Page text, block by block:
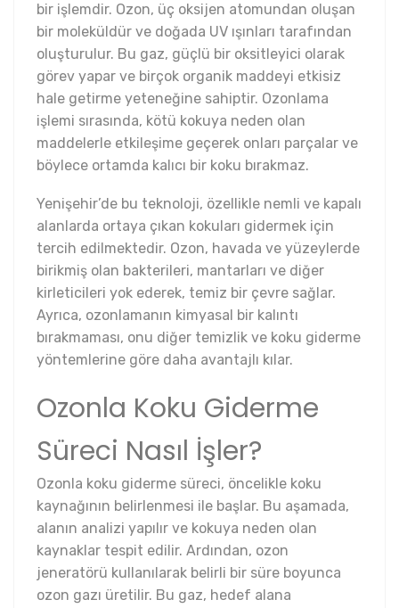
bir işlemdir. Ozon, üç oksijen atomundan oluşan
bir moleküldür ve doğada UV ışınları tarafından
oluşturulur. Bu gaz, güçlü bir oksitleyici olarak
görev yapar ve birçok organik maddeyi etkisiz
hale getirme yeteneğine sahiptir. Ozonlama
işlemi sırasında, kötü kokuya neden olan
maddelerle etkileşime geçerek onları parçalar ve
böylece ortamda kalıcı bir koku bırakmaz.
Yenişehir’de bu teknoloji, özellikle nemli ve kapalı
alanlarda ortaya çıkan kokuları gidermek için
tercih edilmektedir. Ozon, havada ve yüzeylerde
birikmiş olan bakterileri, mantarları ve diğer
kirleticileri yok ederek, temiz bir çevre sağlar.
Ayrıca, ozonlamanın kimyasal bir kalıntı
bırakmaması, onu diğer temizlik ve koku giderme
yöntemlerine göre daha avantajlı kılar.
Ozonla Koku Giderme
Süreci Nasıl İşler?
Ozonla koku giderme süreci, öncelikle koku
kaynağının belirlenmesi ile başlar. Bu aşamada,
alanın analizi yapılır ve kokuya neden olan
kaynaklar tespit edilir. Ardından, ozon
jeneratörü kullanılarak belirli bir süre boyunca
ozon gazı üretilir. Bu gaz, hedef alana